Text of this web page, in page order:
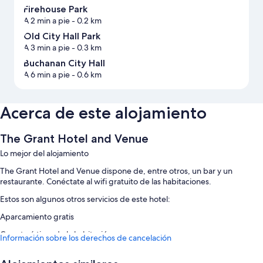
Firehouse Park
A 2 min a pie- 0.2 km
Old City Hall Park
A 3 min a pie- 0.3 km
Buchanan City Hall
A 6 min a pie- 0.6 km
Acerca de este alojamiento
The Grant Hotel and Venue
Lo mejor del alojamiento
The Grant Hotel and Venue dispone de, entre otros, un bar y un
restaurante. Conéctate al wifi gratuito de las habitaciones.
Estos son algunos otros servicios de este hotel:
Aparcamiento gratis
Características de la habitación
Información sobre los derechos de cancelación